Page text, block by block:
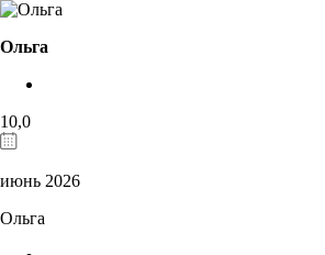
Ольга
10,0
июнь 2026
Ольга